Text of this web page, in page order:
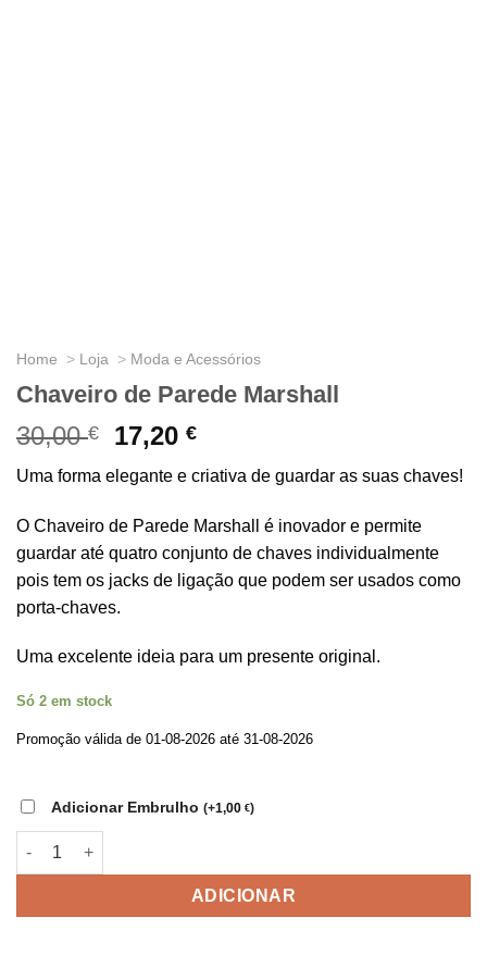
Home Loja Moda e Acessórios
Chaveiro de Parede Marshall
30,00€
O
preço
original
era:
30,00 €.
17,20€
preço
atual
é:
17,20 €.
Uma forma elegante e criativa de guardar as suas chaves!
O Chaveiro de Parede Marshall é inovador e permite
guardar até quatro conjunto de chaves individualmente
pois tem os jacks de ligação que podem ser usados como
porta-chaves.
Uma excelente ideia para um presente original.
Só 2 em stock
Promoção válida de 01-08-2026 até 31-08-2026
Adicionar Embrulho (+1,00 €)
Quantidade de Chaveiro de Parede Marshall
ADICIONAR